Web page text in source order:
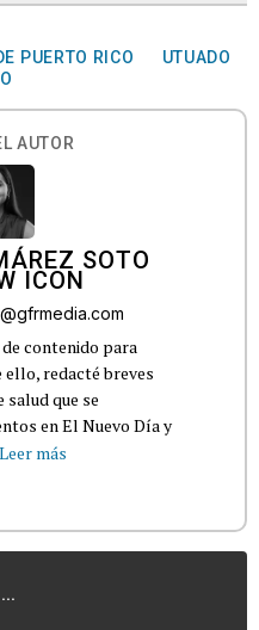
PUERTO RICO
UTUADO
AUTOR
SOTO
contenido para
ello, redacté breves
que se
en El Nuevo Día y
Leer más
...